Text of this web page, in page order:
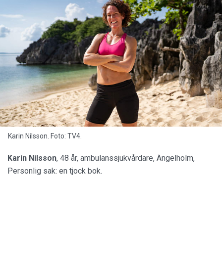
Karin Nilsson. Foto: TV4.
Karin Nilsson, 48 år, ambulanssjukvårdare, Ängelholm,
Personlig sak: en tjock bok.